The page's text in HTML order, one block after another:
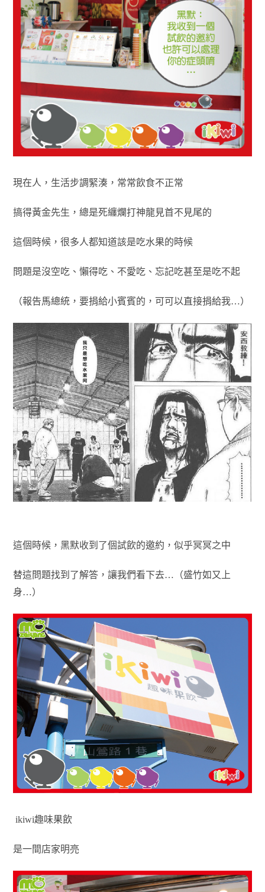
現在人，生活步調緊湊，常常飲食不正常
搞得黃金先生，總是死纏爛打神龍見首不見尾的
這個時候，很多人都知道該是吃水果的時候
問題是沒空吃、懶得吃、不愛吃、忘記吃甚至是吃不起
（報告馬總統，要捐給小賓賓的，可可以直接捐給我…）
這個時候，黑默收到了個試飲的邀約，似乎冥冥之中
替這問題找到了解答，讓我們看下去…（盛竹如又上
身…）
ikiwi趣味果飲
是一間店家明亮